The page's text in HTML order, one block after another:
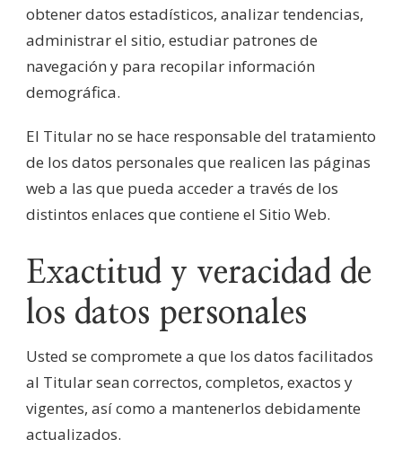
obtener datos estadísticos, analizar tendencias,
administrar el sitio, estudiar patrones de
navegación y para recopilar información
demográfica.
El Titular no se hace responsable del tratamiento
de los datos personales que realicen las páginas
web a las que pueda acceder a través de los
distintos enlaces que contiene el Sitio Web.
Exactitud y veracidad de
los datos personales
Usted se compromete a que los datos facilitados
al Titular sean correctos, completos, exactos y
vigentes, así como a mantenerlos debidamente
actualizados.